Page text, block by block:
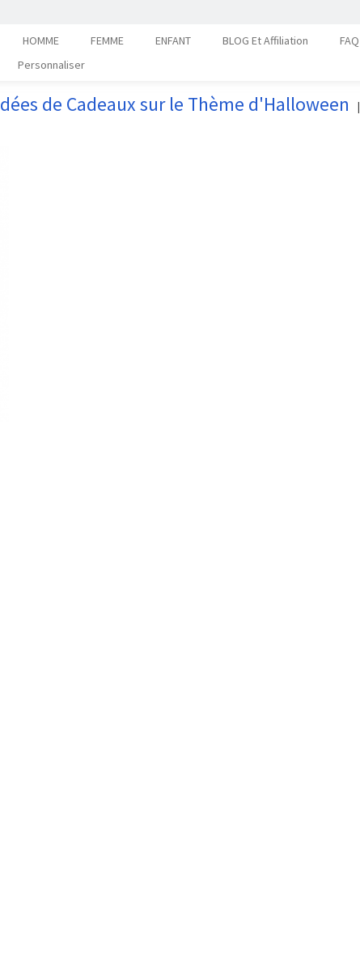
HOMME FEMME ENFANT BLOG Et Affiliation
FAQ
Personnaliser
de Cadeaux sur le Thème d'Halloween |